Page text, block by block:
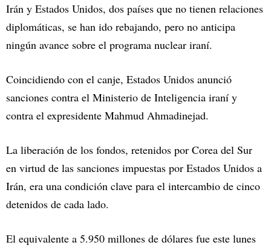
Irán y Estados Unidos, dos países que no tienen relaciones
diplomáticas, se han ido rebajando, pero no anticipa
ningún avance sobre el programa nuclear iraní.
Coincidiendo con el canje, Estados Unidos anunció
sanciones contra el Ministerio de Inteligencia iraní y
contra el expresidente Mahmud Ahmadinejad.
La liberación de los fondos, retenidos por Corea del Sur
en virtud de las sanciones impuestas por Estados Unidos a
Irán, era una condición clave para el intercambio de cinco
detenidos de cada lado.
El equivalente a 5.950 millones de dólares fue este lunes